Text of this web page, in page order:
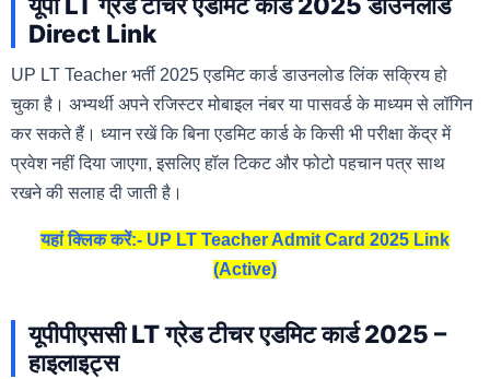
Direct Link
UP LT Teacher भर्ती 2025 एडमिट कार्ड डाउनलोड लिंक सक्रिय हो
चुका है। अभ्यर्थी अपने रजिस्टर मोबाइल नंबर या पासवर्ड के माध्यम से लॉगिन
कर सकते हैं। ध्यान रखें कि बिना एडमिट कार्ड के किसी भी परीक्षा केंद्र में
प्रवेश नहीं दिया जाएगा, इसलिए हॉल टिकट और फोटो पहचान पत्र साथ
रखने की सलाह दी जाती है।
यहां क्लिक करें:- UP LT Teacher Admit Card 2025 Link
(Active)
यूपीपीएससी LT ग्रेड टीचर एडमिट कार्ड 2025 –
हाइलाइट्स